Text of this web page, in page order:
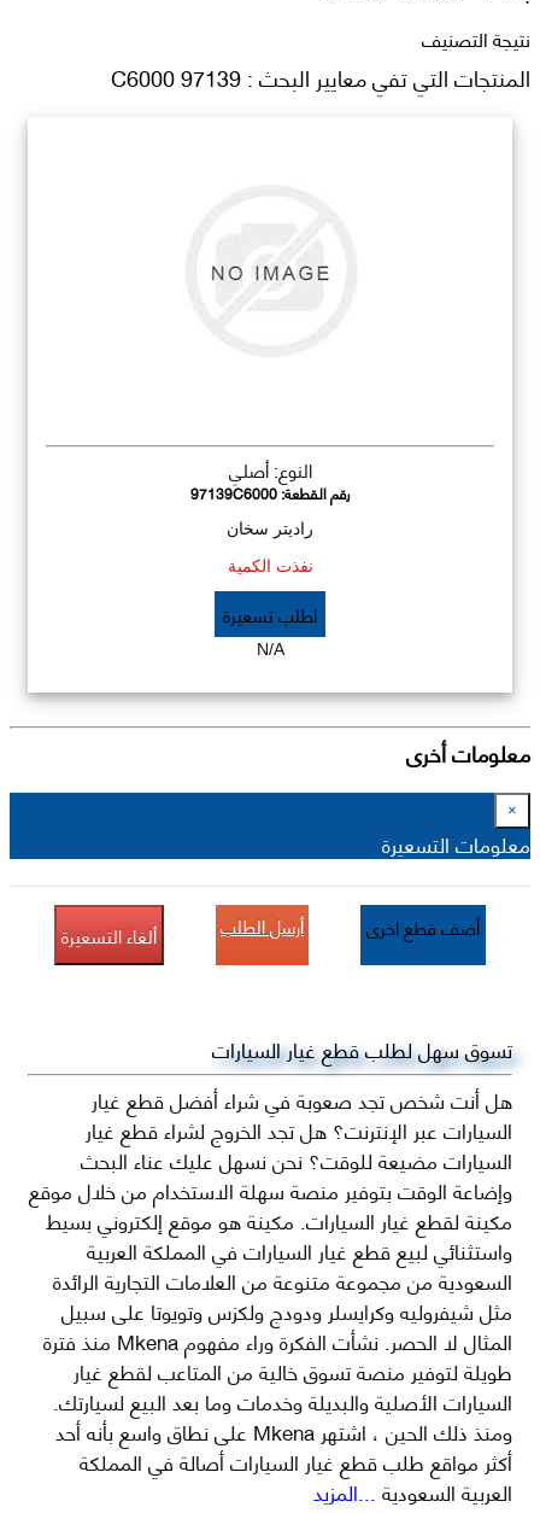
نتيجة التصنيف
المنتجات التي تفي معايير البحث : 97139 C6000
النوع: أصلي
رقم القطعة:97139C6000
راديتر سخان
نفذت الكمية
اطلب تسعيرة
N/A
معلومات أخرى
×
معلومات التسعيرة
أضف قطع اخرى أرسل الطلب ألغاء التسعيرة
تسوق سهل لطلب قطع غيار السيارات
هل أنت شخص تجد صعوبة في شراء أفضل قطع غيار
السيارات عبر الإنترنت؟ هل تجد الخروج لشراء قطع غيار
السيارات مضيعة للوقت؟ نحن نسهل عليك عناء البحث
وإضاعة الوقت بتوفير منصة سهلة الاستخدام من خلال موقع
مكينة لقطع غيار السيارات. مكينة هو موقع إلكتروني بسيط
واستثنائي لبيع قطع غيار السيارات في المملكة العربية
السعودية من مجموعة متنوعة من العلامات التجارية الرائدة
مثل شيفروليه وكرايسلر ودودج ولكزس وتويوتا على سبيل
المثال لا الحصر. نشأت الفكرة وراء مفهوم Mkena منذ فترة
طويلة لتوفير منصة تسوق خالية من المتاعب لقطع غيار
السيارات الأصلية والبديلة وخدمات وما بعد البيع لسيارتك.
ومنذ ذلك الحين ، اشتهر Mkena على نطاق واسع بأنه أحد
أكثر مواقع طلب قطع غيار السيارات أصالة في المملكة
العربية السعودية...المزيد